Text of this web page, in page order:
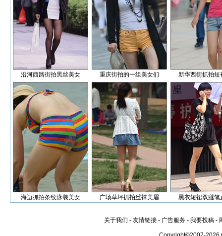
沿河西路街拍黑丝美女 重庆街拍的一组美女们 新华西街抓拍短
海边抓拍条纹泳装美女 广场草坪抓拍丝袜美眉 黑衣短裙双腿笔
关于我们 - 友情链接 - 广告服务 - 我要投稿 -